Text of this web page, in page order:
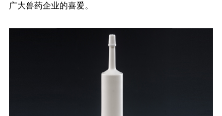
广大兽药企业的喜爱。